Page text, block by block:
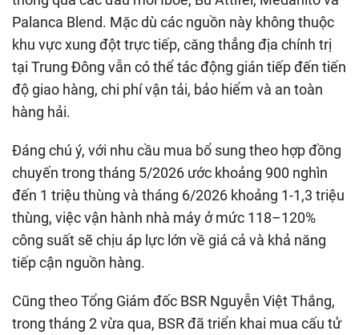
Palanca Blend. Mặc dù các nguồn này không thuộc
khu vực xung đột trực tiếp, căng thẳng địa chính trị
tại Trung Đông vẫn có thể tác động gián tiếp đến tiến
độ giao hàng, chi phí vận tải, bảo hiểm và an toàn
hàng hải.
Đáng chú ý, với nhu cầu mua bổ sung theo hợp đồng
chuyến trong tháng 5/2026 ước khoảng 900 nghìn
đến 1 triệu thùng và tháng 6/2026 khoảng 1-1,3 triệu
thùng, việc vận hành nhà máy ở mức 118–120%
công suất sẽ chịu áp lực lớn về giá cả và khả năng
tiếp cận nguồn hàng.
Cũng theo Tổng Giám đốc BSR Nguyễn Việt Thắng,
trong tháng 2 vừa qua, BSR đã triển khai mua cấu tử